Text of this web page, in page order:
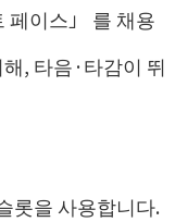
페이스」 를 채용
, 타음·타감이 뛰
롯을 사용합니다.